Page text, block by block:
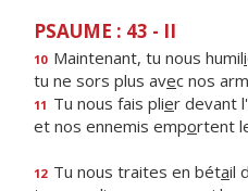
PSAUME : 43 - II
10 Maintenant, tu nous humili
tu ne sors plus avec nos
11 Tu nous fais plier devant
et nos ennemis emportent
12 Tu nous traites en bétail